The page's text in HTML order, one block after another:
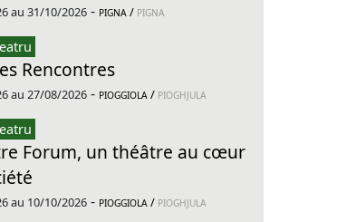
au 31/10/2026 - PIGNA / PIGNA
Rencontres
au 27/08/2026 - PIOGGIOLA / PIOGHJULA
Forum, un théâtre au cœur
au 10/10/2026 - PIOGGIOLA / PIOGHJULA